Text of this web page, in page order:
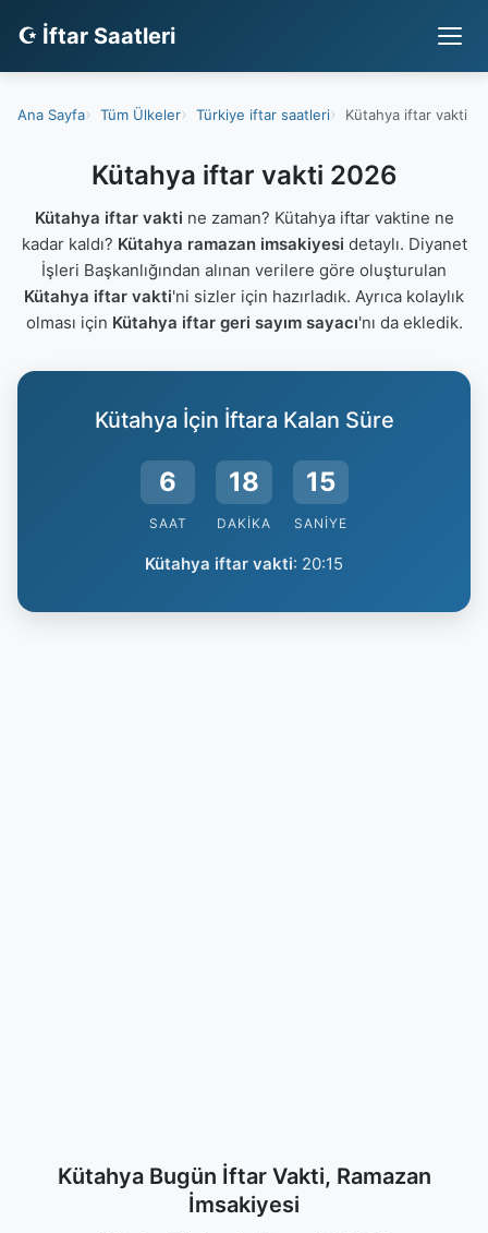
☪ İftar Saatleri
Ana Sayfa Tüm Ülkeler Türkiye iftar saatleri Kütahya iftar vakti
Kütahya iftar vakti 2026
Kütahya iftar vakti ne zaman? Kütahya iftar vaktine ne
kadar kaldı? Kütahya ramazan imsakiyesi detaylı. Diyanet
İşleri Başkanlığından alınan verilere göre oluşturulan
Kütahya iftar vakti'ni sizler için hazırladık. Ayrıca kolaylık
olması için Kütahya iftar geri sayım sayacı'nı da ekledik.
Kütahya İçin İftara Kalan Süre
6
SAAT
18
DAKIKA
14
SANIYE
Kütahya iftar vakti: 20:15
Kütahya Bugün İftar Vakti, Ramazan
İmsakiyesi